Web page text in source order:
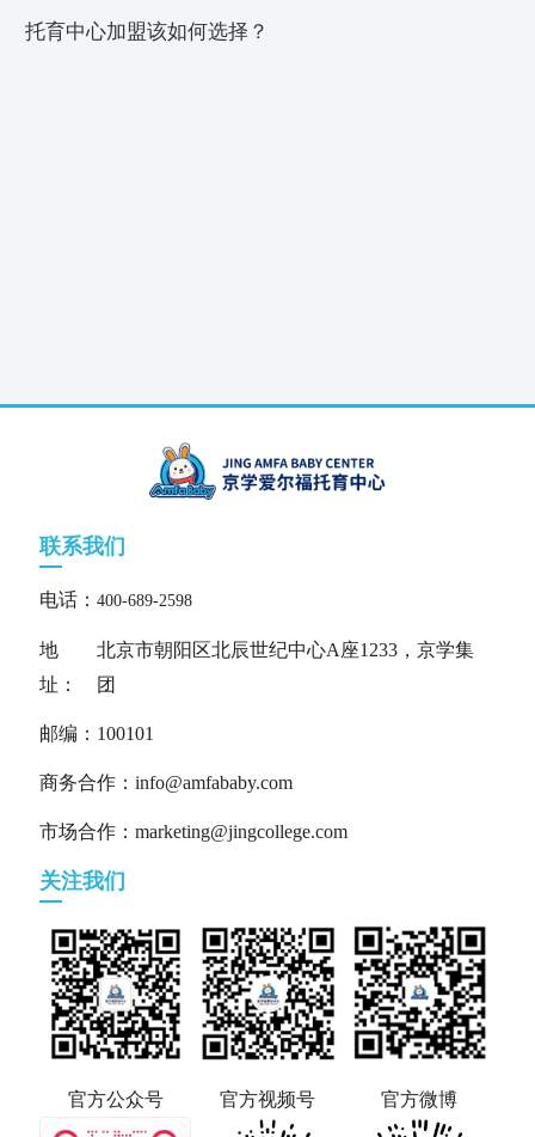
势！
托育中心加盟该如何选择？
联系我们
电话： 400-689-2598
地
址：
北京市朝阳区北辰世纪中心A座1233，京学集
团
邮编：100101
商务合作：info@amfababy.com
市场合作：marketing@jingcollege.com
关注我们
官方公众号 官方视频号 官方微博